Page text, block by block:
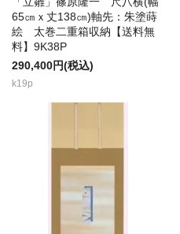
65㎝ｘ丈138㎝)軸先：朱塗蒔
絵 太巻二重箱収納【送料無
料】9K38P
290,400円(税込)
k19p